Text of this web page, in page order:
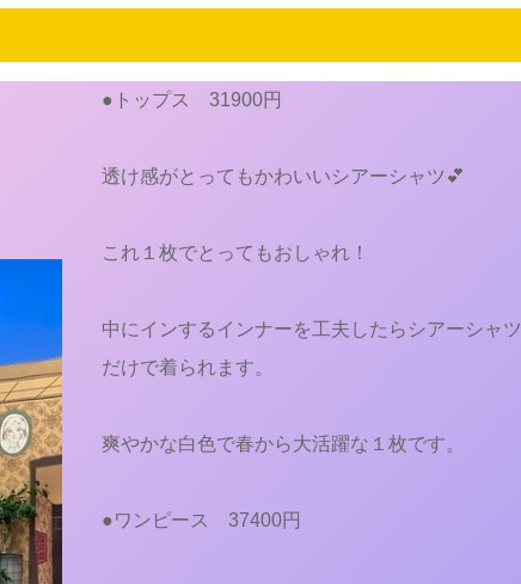
●トップス 31900円
透け感がとってもかわいいシアーシャツ💕
これ１枚でとってもおしゃれ！
中にインするインナーを工夫したらシアーシャツ
だけで着られます。
爽やかな白色で春から大活躍な１枚です。
●ワンピース 37400円